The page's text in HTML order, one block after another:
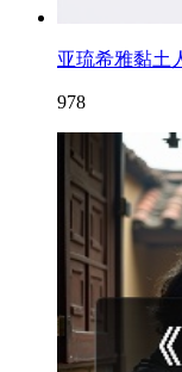
亚琉希雅黏土
978